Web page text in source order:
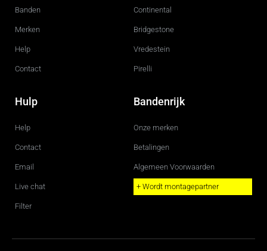
Banden
Merken
Help
Contact
Continental
Bridgestone
Vredestein
Pirelli
Hulp
Help
Contact
Email
Live chat
Filter
Bandenrijk
Onze merken
Betalingen
Algemeen Voorwaarden
+ Wordt montagepartner